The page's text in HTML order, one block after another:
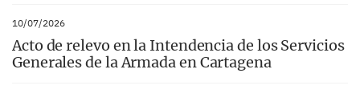
10/07/2026
Acto de relevo en la Intendencia de los Servicios
Generales de la Armada en Cartagena